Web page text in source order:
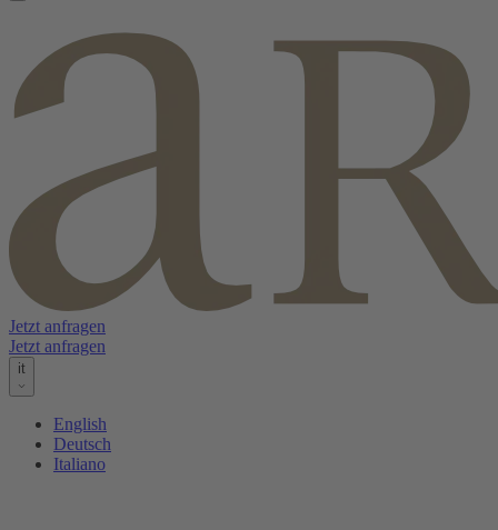
Jetzt anfragen
Jetzt anfragen
it
English
Deutsch
Italiano